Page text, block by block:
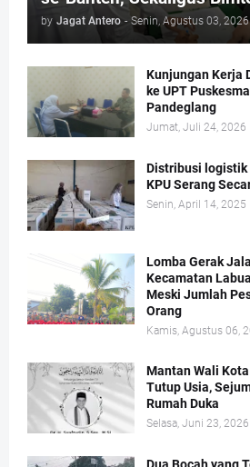
by Jagat Antero - Senin, Agustus 03, 2026
Kunjungan Kerja
ke UPT
Pandeglang
Jumat, Juli 24, 2026
Distribusi logistik
KPU Serang
Senin, April 14, 2025
Lomba Gerak
Kecamatan
Meski Jumlah
Orang
Kamis, Agustus 06,
Mantan Wali
Tutup Usia,
Rumah Duka
Selasa, Juni 23, 2026